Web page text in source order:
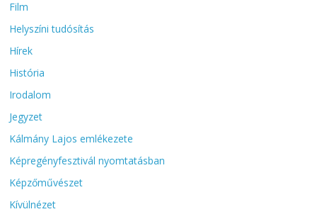
Film
Helyszíni tudósítás
Hírek
História
Irodalom
Jegyzet
Kálmány Lajos emlékezete
Képregényfesztivál nyomtatásban
Képzőművészet
Kívülnézet